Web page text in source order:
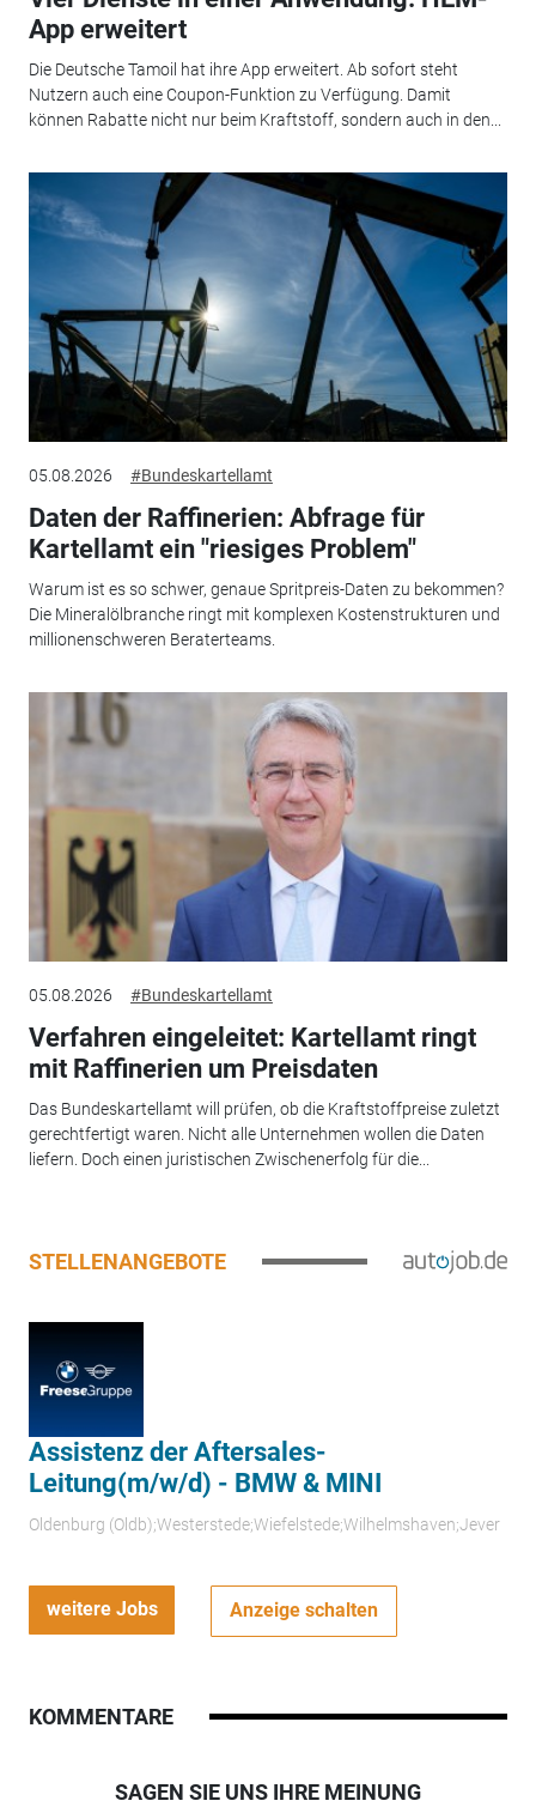
App erweitert
Die Deutsche Tamoil hat ihre App erweitert. Ab sofort steht
Nutzern auch eine Coupon-Funktion zu Verfügung. Damit
können Rabatte nicht nur beim Kraftstoff, sondern auch in den...
05.08.2026 #Bundeskartellamt
Daten der Raffinerien: Abfrage für
Kartellamt ein "riesiges Problem"
Warum ist es so schwer, genaue Spritpreis-Daten zu bekommen?
Die Mineralölbranche ringt mit komplexen Kostenstrukturen und
millionenschweren Beraterteams.
05.08.2026 #Bundeskartellamt
Verfahren eingeleitet: Kartellamt ringt
mit Raffinerien um Preisdaten
Das Bundeskartellamt will prüfen, ob die Kraftstoffpreise zuletzt
gerechtfertigt waren. Nicht alle Unternehmen wollen die Daten
liefern. Doch einen juristischen Zwischenerfolg für die...
STELLENANGEBOTE
Assistenz der Aftersales-
Leitung(m/w/d) - BMW & MINI
Oldenburg (Oldb);Westerstede;Wiefelstede;Wilhelmshaven;Jever
weitere Jobs Anzeige schalten
KOMMENTARE
SAGEN SIE UNS IHRE MEINUNG